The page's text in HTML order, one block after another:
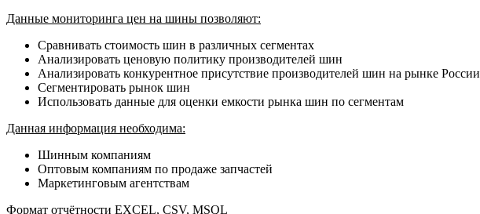
Данные мониторинга цен на шины позволяют:
Сравнивать стоимость шин в различных сегментах
Анализировать ценовую политику производителей шин
Анализировать конкурентное присутствие производителей шин на рынке России
Сегментировать рынок шин
Использовать данные для оценки емкости рынка шин по сегментам
Данная информация необходима:
Шинным компаниям
Оптовым компаниям по продаже запчастей
Маркетинговым агентствам
Формат отчётности EXCEL, СSV, MSQL